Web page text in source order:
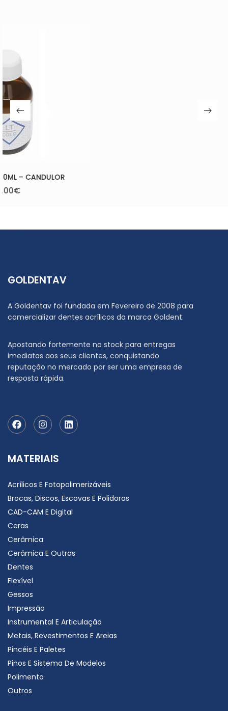
GOLDENTAV
A Goldentav foi fundada em Fevereiro de 2008 para
comercializar dentes acrílicos da marca Goldent.
Apostando fortemente no stock para entregas
imediatas aos seus clientes, conquistando
reputação no mercado por ser uma empresa de
resposta rápida.
MATERIAIS
Acrílicos E Fotopolimerizáveis
Brocas, Discos, Escovas E Polidoras
CAD-CAM E Digital
Ceras
Cerâmica
Cerâmica E Outras
Dentes
Flexível
Gessos
Impressão
Instrumental E Articulação
Metais, Revestimentos E Areias
Pincéis E Paletes
Pinos E Sistema De Modelos
Polimento
Outros